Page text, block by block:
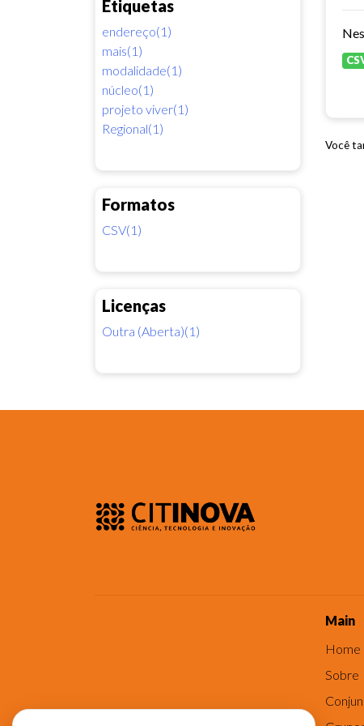
Etiquetas
endereço(1)
mais(1)
modalidade(1)
núcleo(1)
projeto viver(1)
Regional(1)
Formatos
CSV(1)
Licenças
Outra (Aberta)(1)
Você
Main
Home
Sobre